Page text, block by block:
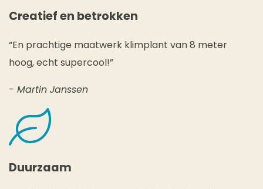
Creatief en betrokken
“En prachtige maatwerk klimplant van 8 meter
hoog, echt supercool!”
- Martin Janssen
Duurzaam